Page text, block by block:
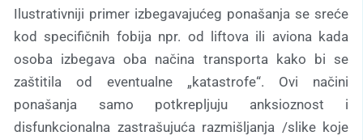
Ilustrativniji primer izbegavajućeg ponašanja se sreće
kod specifičnih fobija npr. od liftova ili aviona kada
osoba izbegava oba načina transporta kako bi se
zaštitila od eventualne „katastrofe“. Ovi načini
ponašanja samo potkrepljuju anksioznost i
disfunkcionalna zastrašujuća razmišljanja /slike koje